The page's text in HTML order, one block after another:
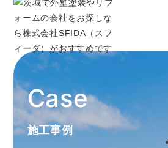
施工事例